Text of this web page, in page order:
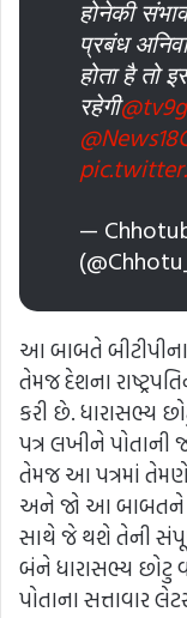
होनेकी
प्रबंध
होता है तो
रहेगी
—
આ બાબતે
તેમજ દેશના
કરી છે. ધારાસભ્ય
પત્ર લખીને પોતાની
તેમજ આ પત્રમાં
અને જો આ બાબતને
સાથે જે થશે તેની
બંને ધારાસભ્ય છોટુ
પોતાના સત્તાવાર